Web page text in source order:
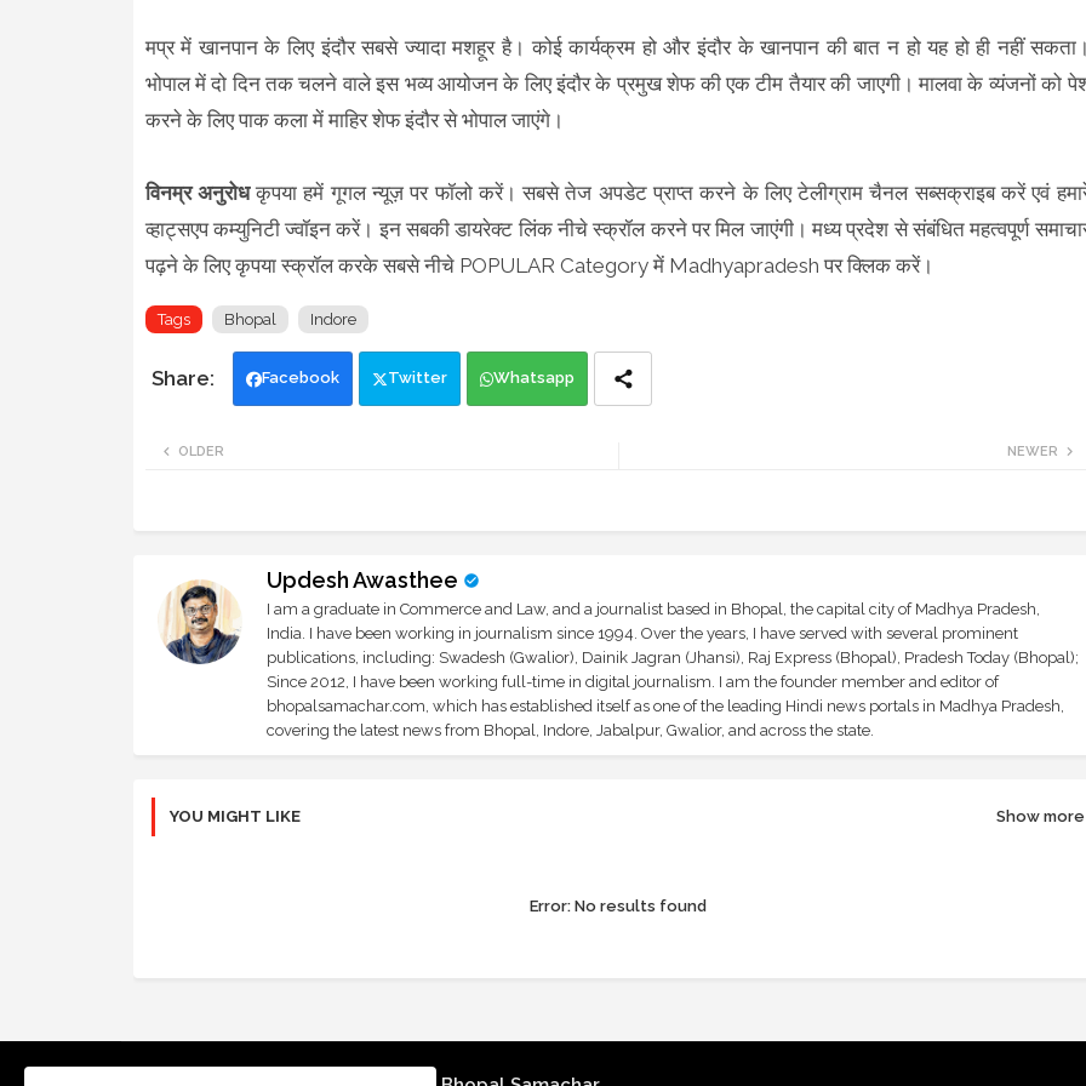
मप्र में खानपान के लिए इंदौर सबसे ज्यादा मशहूर है। कोई कार्यक्रम हो और इंदौर के खानपान की बात न हो यह हो ही नहीं
भोपाल में दो दिन तक चलने वाले इस भव्य आयोजन के लिए इंदौर के प्रमुख शेफ की एक टीम तैयार की जाएगी। मालवा के व्यंजनों को
करने के लिए पाक कला में माहिर शेफ इंदौर से भोपाल जाएंगे।
विनम्र अनुरोधकृपया हमें गूगल न्यूज़ पर फॉलो करें। सबसे तेज अपडेट प्राप्त करने के लिए टेलीग्राम चैनल सब्सक्राइब करें एवं
व्हाट्सएप कम्युनिटी ज्वॉइन करें। इन सबकी डायरेक्ट लिंक नीचे स्क्रॉल करने पर मिल जाएंगी। मध्य प्रदेश से संबंधित महत्वपूर्ण
पढ़ने के लिए कृपया स्क्रॉल करके सबसे नीचे POPULAR Category में Madhyapradesh पर क्लिक करें।
Tags Bhopal Indore
Facebook Twitter Whatsapp
NEWER
OLDER
Updesh Awasthee
I am a graduate in Commerce and Law, and a journalist based in Bhopal, the capital city of Madhya Pradesh,
India. I have been working in journalism since 1994. Over the years, I have served with several prominent
publications, including: Swadesh (Gwalior), Dainik Jagran (Jhansi), Raj Express (Bhopal), Pradesh Today (Bhopal);
Since 2012, I have been working full-time in digital journalism. I am the founder member and editor of
bhopalsamachar.com, which has established itself as one of the leading Hindi news portals in Madhya Pradesh,
covering the latest news from Bhopal, Indore, Jabalpur, Gwalior, and across the state.
YOU MIGHT LIKE Show more
Error:No results found